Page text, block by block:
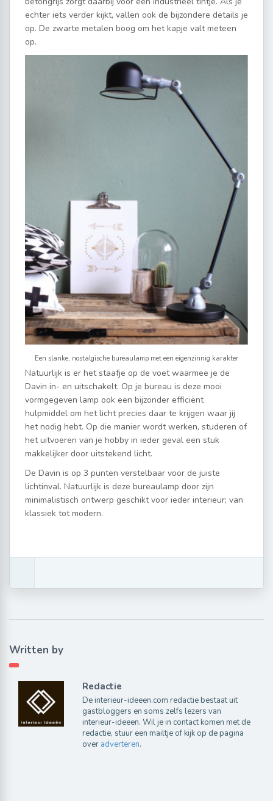
echter iets verder kijkt, vallen ook de bijzondere details je
op. De zwarte metalen boog om het kapje valt meteen
op.
Een slanke, nostalgische bureaulamp met een eigenzinnig karakter
Natuurlijk is er het staafje op de voet waarmee je de
Davin in- en uitschakelt. Op je bureau is deze mooi
vormgegeven lamp ook een bijzonder efficiënt
hulpmiddel om het licht precies daar te krijgen waar jij
het nodig hebt. Op die manier wordt werken, studeren of
het uitvoeren van je hobby in ieder geval een stuk
makkelijker door uitstekend licht.
De Davin is op 3 punten verstelbaar voor de juiste
lichtinval. Natuurlijk is deze bureaulamp door zijn
minimalistisch ontwerp geschikt voor ieder interieur; van
klassiek tot modern.
Written by
Redactie
De interieur-ideeen.com redactie bestaat uit
gastbloggers en soms zelfs lezers van
interieur-ideeen. Wil je in contact komen met de
redactie, stuur een mailtje of kijk op de pagina
over adverteren.